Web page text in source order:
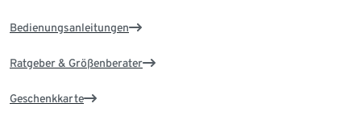
Bedienungsanleitungen
Ratgeber & Größenberater
Geschenkkarte